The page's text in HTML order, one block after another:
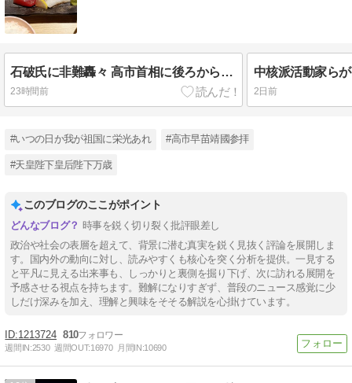
石破氏に非難轟々 高市首相に後ろから〝鉄砲〟
23時間前 2日前
#いつの日か我が祖国に栄光あれ #高市早苗靖國参拝
#天皇陛下皇后陛下万歳
このブログのここがポイント
時事を鋭く切り裂く批評眼差し
政治や社会の表層を超えて、背景に潜む真実を鋭く見抜く評論を展開しま
す。国内外の動向に対し、読みやすくも核心を突く分析を提供。一見する
と平凡に見える出来事も、しっかりと裏側を掘り下げ、次に訪れる展開を
予感させる視点を持ちます。難解になりすぎず、普段のニュース感覚に少
しだけ深みを加え、理解と興味をそそる解説を心掛けています。
1213724 810
週間IN:2530 週間OUT:16970 月間IN:10690